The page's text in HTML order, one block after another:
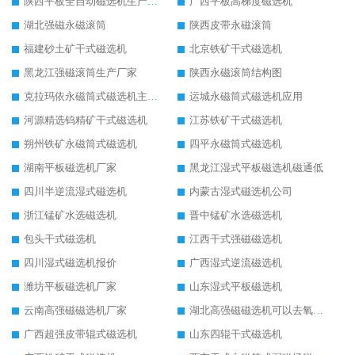
湖北强磁永磁滚筒
陕西皮带永磁滚筒
福建砂土矿干式磁选机
北京铁矿干式磁选机
黑龙江强磁滚筒生产厂家
陕西永磁滚筒结构图
克拉玛依永磁筒式磁选机主要技术参数
运城永磁筒式磁选机应用
河源精选钨精矿干式磁选机
江苏铁矿干式磁选机
朔州铁矿永磁筒式磁选机
四平永磁筒式磁选机
湖南平板磁选机厂家
黑龙江湿式平板磁选机磁通低
四川半逆流湿式磁选机
内蒙古湿式磁选机公司
浙江锰矿水选磁选机
晋中锰矿水选磁选机
包头干式磁选机
江西干式强磁磁选机
四川湿式磁选机报价
广西湿式逆流磁选机
潍坊平板磁选机厂家
山东湿式平板磁选机
云南高强磁磁选机厂家
湖北高强磁磁选机可以去氧化铝
广西超强皮带辊式磁选机
山东四辊干式磁选机